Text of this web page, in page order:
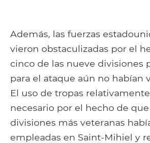
Además, las fuerzas
vieron obstaculizadas por el
cinco de las nueve divisiones
para el ataque aún no habían
El uso de tropas
necesario por el hecho de
divisiones más veteranas
empleadas en Saint-Mihiel y